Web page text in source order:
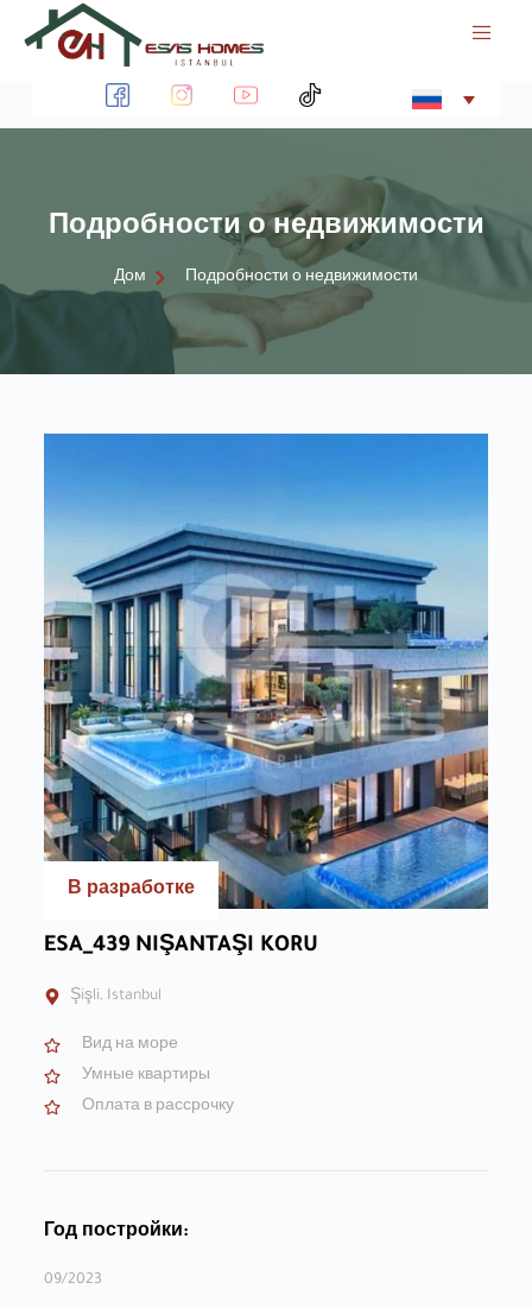
е
и
Подробности о недвижимости
Дом Подробности о недвижимости
В разработке
ESA_439 NIŞANTAŞI KORU
Şişli, Istanbul
Вид на море
Умные квартиры
Оплата в рассрочку
Год постройки:
09/2023